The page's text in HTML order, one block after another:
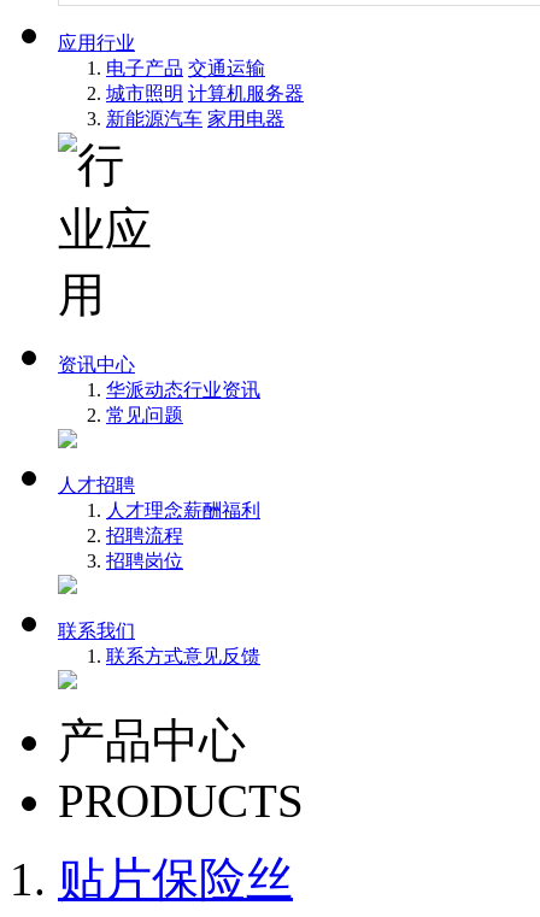
应用行业
电子产品 交通运输
城市照明 计算机服务器
新能源汽车 家用电器
资讯中心
华派动态行业资讯
常见问题
人才招聘
人才理念薪酬福利
招聘流程
招聘岗位
联系我们
联系方式意见反馈
产品中心
PRODUCTS
贴片保险丝